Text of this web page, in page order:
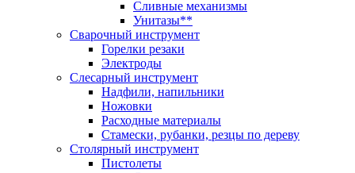
Сливные механизмы
Унитазы**
Сварочный инструмент
Горелки резаки
Электроды
Слесарный инструмент
Надфили, напильники
Ножовки
Расходные материалы
Стамески, рубанки, резцы по дереву
Столярный инструмент
Пистолеты